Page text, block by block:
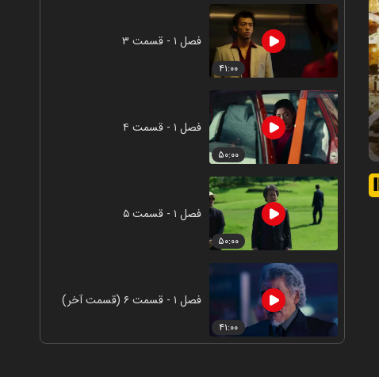
۴۱:۰۰
فصل ۱ - قسمت ۳
۵۰:۰۰
فصل ۱ - قسمت ۴
۵۰:۰۰
فصل ۱ - قسمت ۵
۴۱:۰۰
فصل ۱ - قسمت ۶ (قسمت آخر)